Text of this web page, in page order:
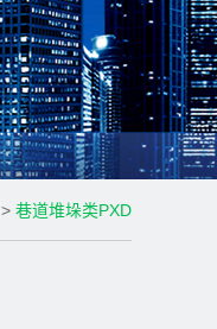
> 巷道堆垛类PXD